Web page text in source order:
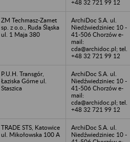
+48 32 721 99 12
ZM Techmasz-Zamet
sp. z o.o., Ruda Śląska
ul. 1 Maja 380
ArchiDoc S.A. ul.
Niedźwiedziniec 10 -
41-506 Chorzów e-
mail:
cda@archidoc.pl; tel.
+48 32 721 99 12
P.U.H. Transgór,
Łaziska Górne ul.
Staszica
ArchiDoc S.A. ul.
Niedźwiedziniec 10 -
41-506 Chorzów e-
mail:
cda@archidoc.pl; tel.
+48 32 721 99 12
TRADE STS, Katowice
ul. Mikołowska 100 A
ArchiDoc S.A. ul.
Niedźwiedziniec 10 -